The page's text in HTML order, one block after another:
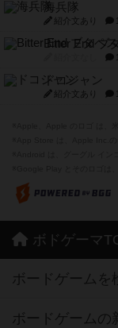
海兵隊
紹介文あり
Bitter End ブ
ドコジャン
紹介文あり
ボドゲーマ
ボードゲームを
ボードゲームの